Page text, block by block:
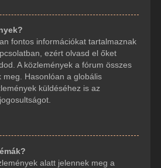
fontos információkat tartalmaznak
ezért olvasd el őket
A közlemények a fórum összes
meg. Hasonlóan a globális
küldéséhez is az
alatt jelennek meg a